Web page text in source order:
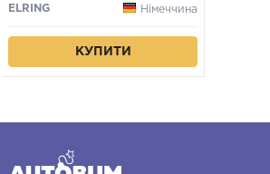
ELRING
Німеччина
КУПИТИ